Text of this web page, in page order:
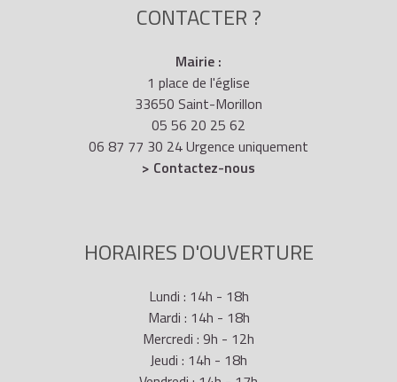
CONTACTER ?
Mairie :
1 place de l'église
33650 Saint-Morillon
05 56 20 25 62
06 87 77 30 24 Urgence uniquement
> Contactez-nous
HORAIRES D'OUVERTURE
Lundi : 14h - 18h
Mardi : 14h - 18h
Mercredi : 9h - 12h
Jeudi : 14h - 18h